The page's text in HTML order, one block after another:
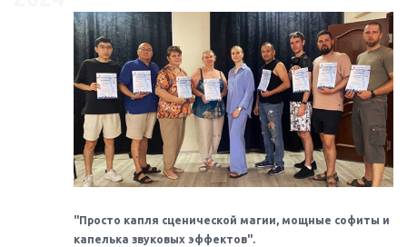
"Просто капля сценической магии, мощные софиты и
капелька звуковых эффектов".